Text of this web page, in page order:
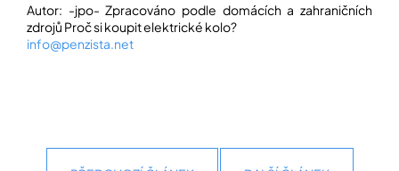
Autor: -jpo- Zpracováno podle domácích a zahraničních
zdrojů Proč si koupit elektrické kolo?
info@penzista.net